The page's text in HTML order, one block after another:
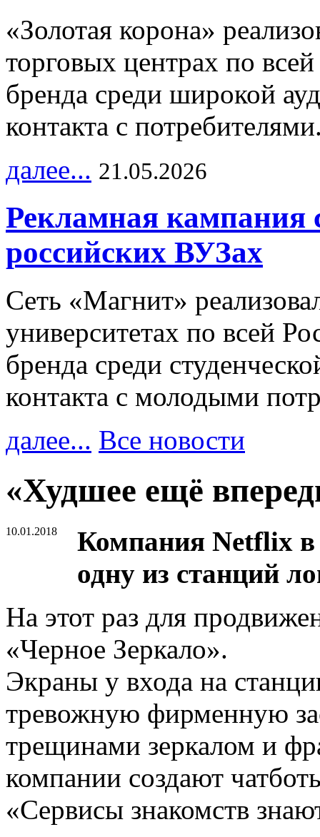
«Золотая корона»
торговых центрах по
бренда среди широкой
контакта с
далее... 21.05.2026
Рекламная кампания
российских ВУЗах
Сеть «Магнит»
университетах по всей
бренда среди
контакта с молодыми
далее... Все новости
«Худшее ещё
10.01.2018
Компания Netflix в
одну из станций
На этот раз для
«Черное Зеркало».
Экраны у входа на
тревожную фирменную
трещинами зеркалом и
компании создают
«Сервисы знакомств